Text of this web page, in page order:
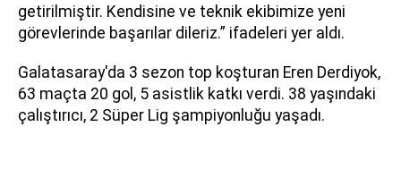
getirilmiştir. Kendisine ve teknik ekibimize yeni
görevlerinde başarılar dileriz.” ifadeleri yer aldı.
Galatasaray'da 3 sezon top koşturan Eren Derdiyok,
63 maçta 20 gol, 5 asistlik katkı verdi. 38 yaşındaki
çalıştırıcı, 2 Süper Lig şampiyonluğu yaşadı.